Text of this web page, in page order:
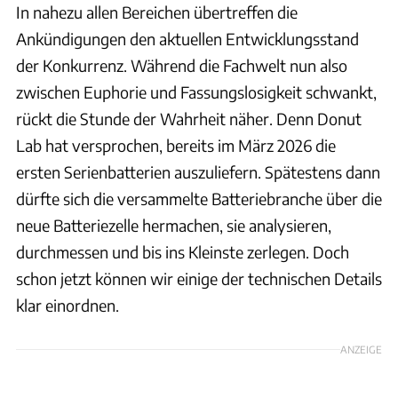
In nahezu allen Bereichen übertreffen die
Ankündigungen den aktuellen Entwicklungsstand
der Konkurrenz. Während die Fachwelt nun also
zwischen Euphorie und Fassungslosigkeit schwankt,
rückt die Stunde der Wahrheit näher. Denn Donut
Lab hat versprochen, bereits im März 2026 die
ersten Serienbatterien auszuliefern. Spätestens dann
dürfte sich die versammelte Batteriebranche über die
neue Batteriezelle hermachen, sie analysieren,
durchmessen und bis ins Kleinste zerlegen. Doch
schon jetzt können wir einige der technischen Details
klar einordnen.
ANZEIGE